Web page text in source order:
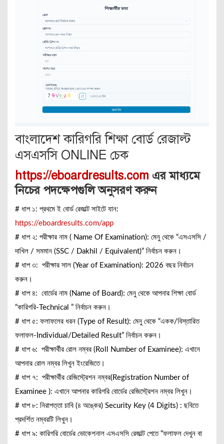
বাংলাদেশ কারিগরি শিক্ষা বোর্ড রেজাল্ট
এসএসসি ONLINE চেক
https://eboardresults.com এর মাধ্যমে
নিচের পদক্ষেপগুলি অনুসরণ করুন
# ধাপ ১: প্রথমে ই বোর্ড রেজাল্ট সাইটে যান:
https://eboardresults.com/app
# ধাপ ২: পরীক্ষার নাম ( Name Of Examination): মেনু থেকে “এসএসসি /
দাখিল / সমমান (SSC / Dakhil / Equivalent)” নির্বাচন করুন।
# ধাপ ৩: পরীক্ষার সাল (Year of Examination): 2026 বছর নির্বাচন
করুন।
# ধাপ ৪: বোর্ডের নাম (Name of Board): মেনু থেকে আপনার শিক্ষা বোর্ড
“কারিগরি-Technical ” নির্বাচন করুন।
# ধাপ ৫: ফলাফলের ধরন (Type of Result): মেনু থেকে “একক/বিস্তারিত
ফলাফল-Individual/Detailed Result” নির্বাচন করুন।
# ধাপ ৬: পরীক্ষার্থীর রোল নম্বর (Roll Number of Examinee): এখানে
আপনার রোল নম্বর লিখুন ইংরেজিতে।
# ধাপ ৭: পরীক্ষার্থীর রেজিস্ট্রেশন নম্বর(Registration Number of
Examinee ): এখানে আপনার কারিগরি বোর্ডের রেজিস্ট্রেশন নম্বর লিখুন।
# ধাপ ৮: নিরাপত্তা চাবি (৪ অঙ্কের) Security Key (4 Digits) : ছবিতে
প্রদর্শিত নম্বরটি লিখুন।
# ধাপ ৯: কারিগরি বোর্ডের ভোকেশনাল এসএসসি রেজাল্ট পেতে “ফলাফল দেখুন বা